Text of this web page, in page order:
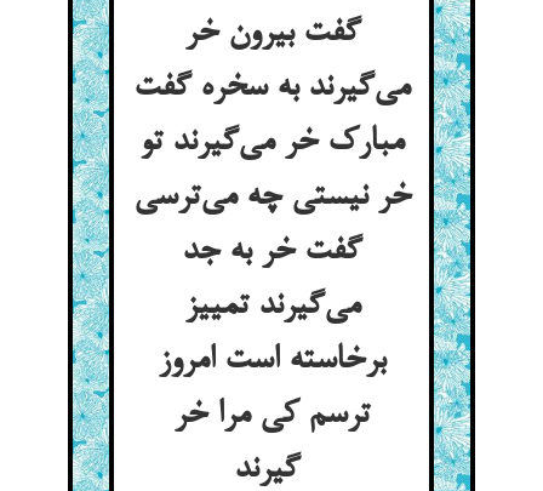
گفت بیرون خر
می‌گیرند به سخره گفت
مبارک خر می‌گیرند تو
خر نیستی چه می‌ترسی
گفت خر به جد
می‌گیرند تمییز
برخاسته است امروز
ترسم کی مرا خر
گیرند